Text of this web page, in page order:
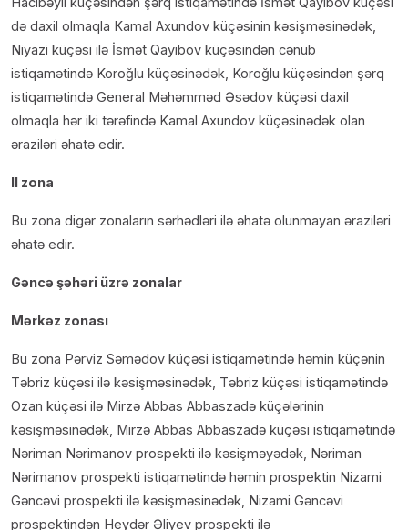
də daxil olmaqla Kamal Axundov küçəsinin kəsişməsinədək,
Niyazi küçəsi ilə İsmət Qayıbov küçəsindən cənub
istiqamətində Koroğlu küçəsinədək, Koroğlu küçəsindən şərq
istiqamətində General Məhəmməd Əsədov küçəsi daxil
olmaqla hər iki tərəfində Kamal Axundov küçəsinədək olan
əraziləri əhatə edir.
II zona
Bu zona digər zonaların sərhədləri ilə əhatə olunmayan əraziləri
əhatə edir.
Gəncə şəhəri üzrə zonalar
Mərkəz zonası
Bu zona Pərviz Səmədov küçəsi istiqamətində həmin küçənin
Təbriz küçəsi ilə kəsişməsinədək, Təbriz küçəsi istiqamətində
Ozan küçəsi ilə Mirzə Abbas Abbaszadə küçələrinin
kəsişməsinədək, Mirzə Abbas Abbaszadə küçəsi istiqamətində
Nəriman Nərimanov prospekti ilə kəsişməyədək, Nəriman
Nərimanov prospekti istiqamətində həmin prospektin Nizami
Gəncəvi prospekti ilə kəsişməsinədək, Nizami Gəncəvi
prospektindən Heydər Əliyev prospekti ilə